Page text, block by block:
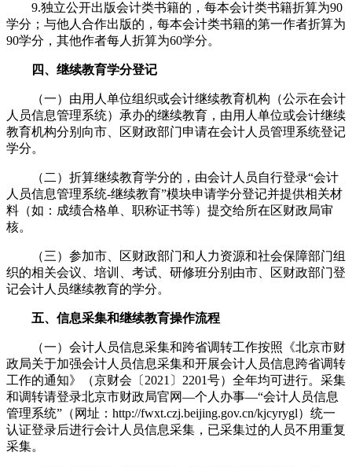
9.独立公开出版会计类书籍的，每本会计类书籍折算为90
学分；与他人合作出版的，每本会计类书籍的第一作者折算为
90学分，其他作者每人折算为60学分。
四、继续教育学分登记
（一）由用人单位组织或会计继续教育机构（公示在会计
人员信息管理系统）承办的继续教育，由用人单位或会计继续
教育机构分别向市、区财政部门申请在会计人员管理系统登记
学分。
（二）折算继续教育学分的，由会计人员自行登录“会计
人员信息管理系统-继续教育”模块申请学分登记并提供相关材
料（如：成绩合格单、职称证书等）提交给所在区财政局审
核。
（三）参加市、区财政部门和人力资源和社会保障部门组
织的相关会议、培训、考试、研修班分别由市、区财政部门登
记会计人员继续教育的学分。
五、信息采集和继续教育操作流程
（一）会计人员信息采集和跨省调转工作按照《北京市财
政局关于加强会计人员信息采集和开展会计人员信息跨省调转
工作的通知》（京财会〔2021〕2201号）全年均可进行。采集
和调转请登录北京市财政局官网—个人办事—“会计人员信息
管理系统”（网址：http://fwxt.czj.beijing.gov.cn/kjcyrygl）统一
认证登录后进行会计人员信息采集，已采集过的人员不用重复
采集。